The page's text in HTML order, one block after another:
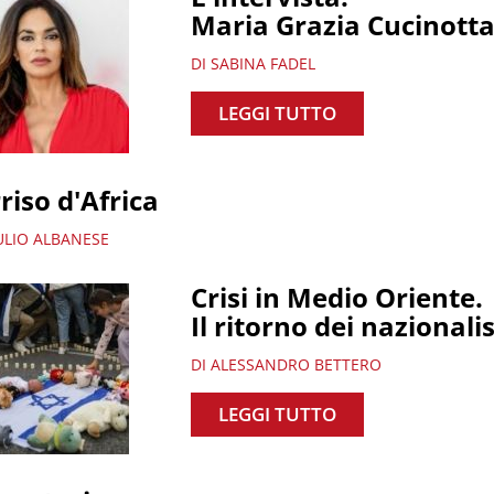
Maria Grazia Cucinotta
DI SABINA FADEL
LEGGI TUTTO
d'Africa
ALBANESE
Crisi in Medio Oriente.
Il ritorno dei
DI ALESSANDRO BETTERO
LEGGI TUTTO